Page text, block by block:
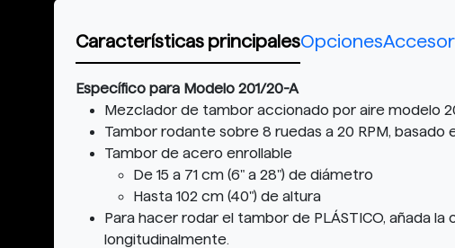
Características principalesOpciones
Específico para Modelo 201/20-A
Mezclador de tambor accionado por aire modelo
Tambor rodante sobre 8 ruedas a 20 RPM, basado
Tambor de acero enrollable
De 15 a 71 cm (6" a 28") de diámetro
Hasta 102 cm (40") de altura
Para hacer rodar el tambor de PLÁSTICO, añada
longitudinalmente.